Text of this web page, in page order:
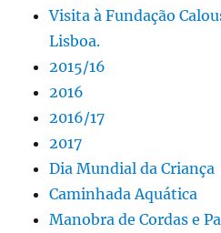
Visita à Fundação
Lisboa.
2015/16
2016
2016/17
2017
Dia Mundial da Criança
Caminhada Aquática
Manobra de Cordas e